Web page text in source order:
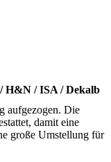
H&N / ISA / Dekalb
aufgezogen. Die
damit eine
große Umstellung für